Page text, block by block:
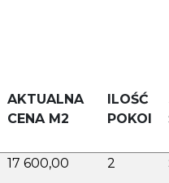
AKTUALNA
CENA M2
ILOŚĆ
POKOI
17 600,00 2